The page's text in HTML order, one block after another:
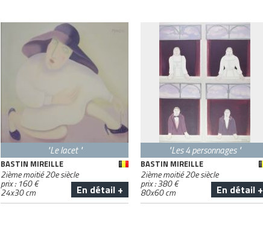
"Le lacet "
BASTIN MIREILLE
2ième moitié 20e siècle
En détail +
prix : 160€
24x30cm
"Les 4 personnages "
BASTIN MIREILLE
2ième moitié 20e siècle
En détail +
prix :380€
80x60cm